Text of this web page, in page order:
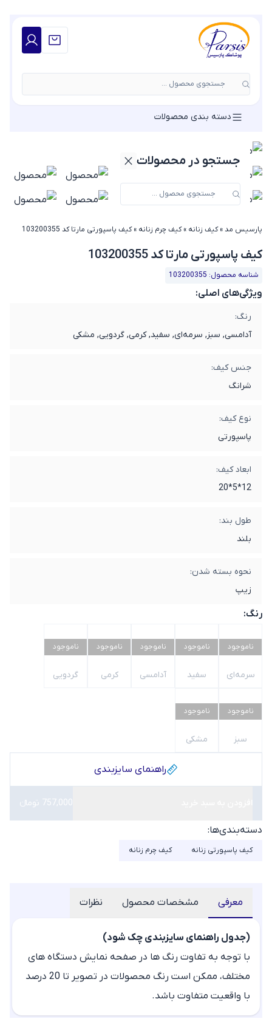
جستجوی محصول ...
جستجو در محصولات
دسته بندی محصولات
پارسیس مد»کیف زنانه »کیف چرم زنانه »کیف پاسپورتی مارتا کد 103200355
کیف پاسپورتی مارتا کد 103200355
شناسه محصول: 103200355
ویژگی‌های اصلی:
رنگ:
آدامسی, سبز, سرمه‌ای, سفید, کرمی, گردویی, مشکی
جنس کیف:
شرانگ
نوع کیف:
پاسپورتی
ابعاد کیف:
12*5*20
طول بند:
بلند
نحوه بسته شدن:
زیپ
رنگ:
ناموجود
سرمه‌ای
ناموجود
سفید
ناموجود
آدامسی
ناموجود
کرمی
ناموجود
گردویی
ناموجود
سبز
ناموجود
مشکی
راهنمای سایز‌بندی
757,000 تومانء
دسته‌بندی‌ها:
کیف پاسپورتی زنانه کیف چرم زنانه
معرفی مشخصات محصول نظرات
(جدول راهنمای سایزبندی چک شود)
با توجه به تفاوت رنگ ها در صفحه نمایش دستگاه های
مختلف، ممکن است رنگ محصولات در تصویر تا 20 درصد
با واقعیت متفاوت باشد.